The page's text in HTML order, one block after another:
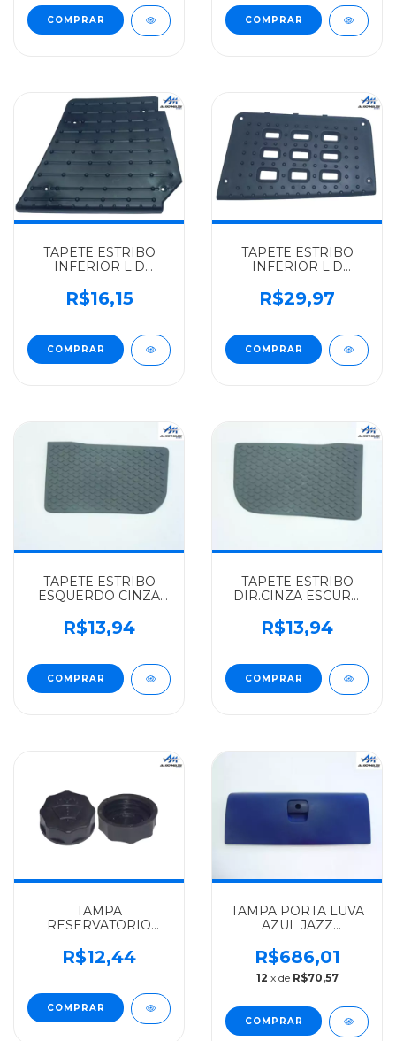
TAPETE ESTRIBO
INFERIOR L.D
ALGOMAIS WORKER
TODOS - 2VF863736A
R$16,15
TAPETE ESTRIBO
INFERIOR L.D
ALGOMAIS
CONSTELLATION
R$29,97
TAPETE ESTRIBO
ESQUERDO CINZA
VOLKSWAGEN
ALGOMAIS TODOS -
R$13,94
TAPETE ESTRIBO
DIR.CINZA ESCURO
ALGOMAIS TODOS -
T00863736033
R$13,94
TAMPA
RESERVATORIO
PARABRISA
BR510863
ALGOMAIS
CONSTELLATION -
2P0121483
R$12,44
TAMPA PORTA LUVA
AZUL JAZZ
ALGOMAIS
7110/8120/13190/15190/
- 2RD857121
R$686,01
12 x de R$70,57